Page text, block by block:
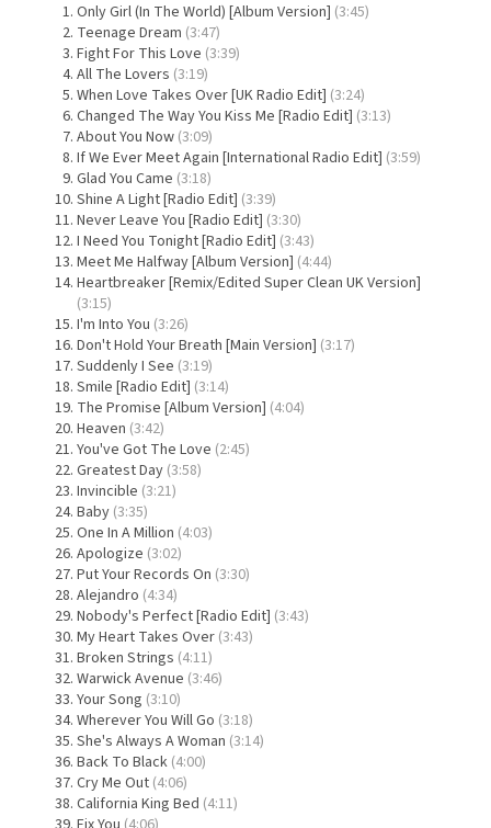
Only Girl (In The World) [Album Version] (3:45)
Teenage Dream (3:47)
Fight For This Love (3:39)
All The Lovers (3:19)
When Love Takes Over [UK Radio Edit] (3:24)
Changed The Way You Kiss Me [Radio Edit] (3:13)
About You Now (3:09)
If We Ever Meet Again [International Radio Edit] (3:59)
Glad You Came (3:18)
Shine A Light [Radio Edit] (3:39)
Never Leave You [Radio Edit] (3:30)
I Need You Tonight [Radio Edit] (3:43)
Meet Me Halfway [Album Version] (4:44)
Heartbreaker [Remix/Edited Super Clean UK Version]
(3:15)
I'm Into You (3:26)
Don't Hold Your Breath [Main Version] (3:17)
Suddenly I See (3:19)
Smile [Radio Edit] (3:14)
The Promise [Album Version] (4:04)
Heaven (3:42)
You've Got The Love (2:45)
Greatest Day (3:58)
Invincible (3:21)
Baby (3:35)
One In A Million (4:03)
Apologize (3:02)
Put Your Records On (3:30)
Alejandro (4:34)
Nobody's Perfect [Radio Edit] (3:43)
My Heart Takes Over (3:43)
Broken Strings (4:11)
Warwick Avenue (3:46)
Your Song (3:10)
Wherever You Will Go (3:18)
She's Always A Woman (3:14)
Back To Black (4:00)
Cry Me Out (4:06)
California King Bed (4:11)